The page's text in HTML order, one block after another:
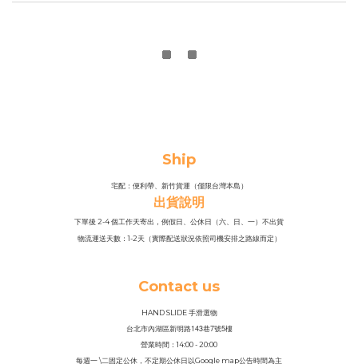
Ship
宅配：便利帶、新竹貨運（僅限台灣本島）
出貨說明
下單後 2-4 個工作天寄出，例假日、公休日（六、日、一）不出貨
物流運送天數：1-2天（實際配送狀況依照司機安排之路線而定）
Contact us
HAND SLIDE 手滑選物
台北市內湖區新明路143巷7號5樓
營業時間：14:00 - 20:00
每週一 \二固定公休，不定期公休日以Google map公告時間為主